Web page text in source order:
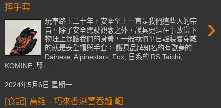
摔手套
›
玩車路上二十年，安全至上一直是我們這些人的宗
旨。除了安全駕駛觀念之外，護具更是在事故當下
物理上保護我們的身體，一般我們平日輕裝會穿戴
的就是安全帽與手套。 護具品牌知名的有歐美的
Dainese, Alpinestars, Fox, 日系的 RS Taichi,
KOMINE, 那...
2024年5月6日 星期一
[食記] 高雄 - 巧來香港雲吞麵 崛